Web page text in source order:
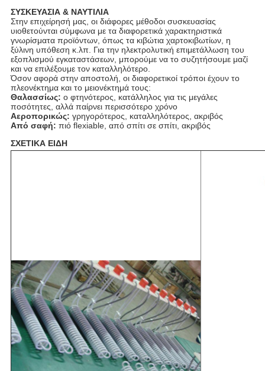
ΣΥΣΚΕΥΑΣΙΑ & ΝΑΥΤΙΛΙΑ
Στην επιχείρησή μας, οι διάφορες μέθοδοι συσκευασίας
υιοθετούνται σύμφωνα με τα διαφορετικά χαρακτηριστικά
γνωρίσματα προϊόντων, όπως τα κιβώτια χαρτοκιβωτίων, η
ξύλινη υπόθεση κ.λπ. Για την ηλεκτρολυτική επιμετάλλωση του
εξοπλισμού εγκαταστάσεων, μπορούμε να το συζητήσουμε μαζί
και να επιλέξουμε τον καταλληλότερο.
Όσον αφορά στην αποστολή, οι διαφορετικοί τρόποι έχουν το
πλεονέκτημα και το μειονέκτημά τους:
Θαλασσίως: ο φτηνότερος, κατάλληλος για τις μεγάλες
ποσότητες, αλλά παίρνει περισσότερο χρόνο
Αεροπορικώς: γρηγορότερος, καταλληλότερος, ακριβός
Από σαφή: πιό flexiable, από σπίτι σε σπίτι, ακριβός
ΣΧΕΤΙΚΑ ΕΙΔΗ